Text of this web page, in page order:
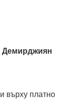
Демирджиян
върху платно